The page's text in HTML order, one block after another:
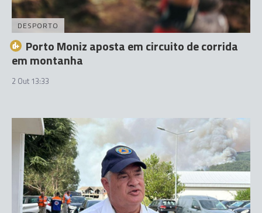
DESPORTO
Porto Moniz aposta em circuito de corrida
em montanha
2 Out 13:33